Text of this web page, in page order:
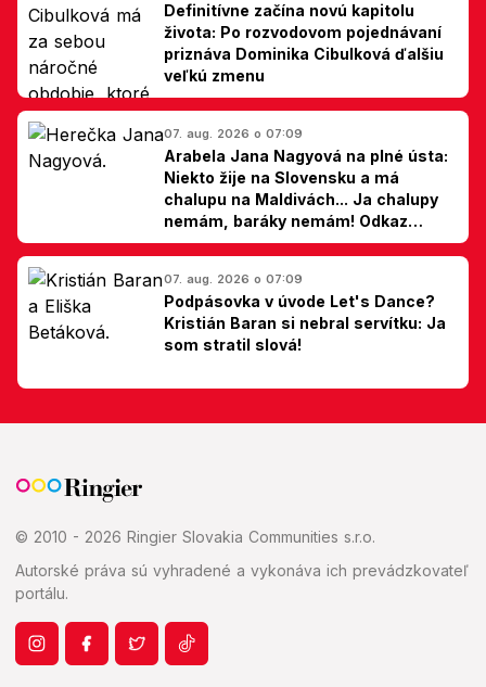
Definitívne začína novú kapitolu
života: Po rozvodovom pojednávaní
priznáva Dominika Cibulková ďalšiu
veľkú zmenu
07. aug. 2026 o 07:09
Arabela Jana Nagyová na plné ústa:
Niekto žije na Slovensku a má
chalupu na Maldivách... Ja chalupy
nemám, baráky nemám! Odkaz
Slovákom
07. aug. 2026 o 07:09
Podpásovka v úvode Let's Dance?
Kristián Baran si nebral servítku: Ja
som stratil slová!
© 2010 - 2026 Ringier Slovakia Communities s.r.o.
Autorské práva sú vyhradené a vykonáva ich prevádzkovateľ
portálu.